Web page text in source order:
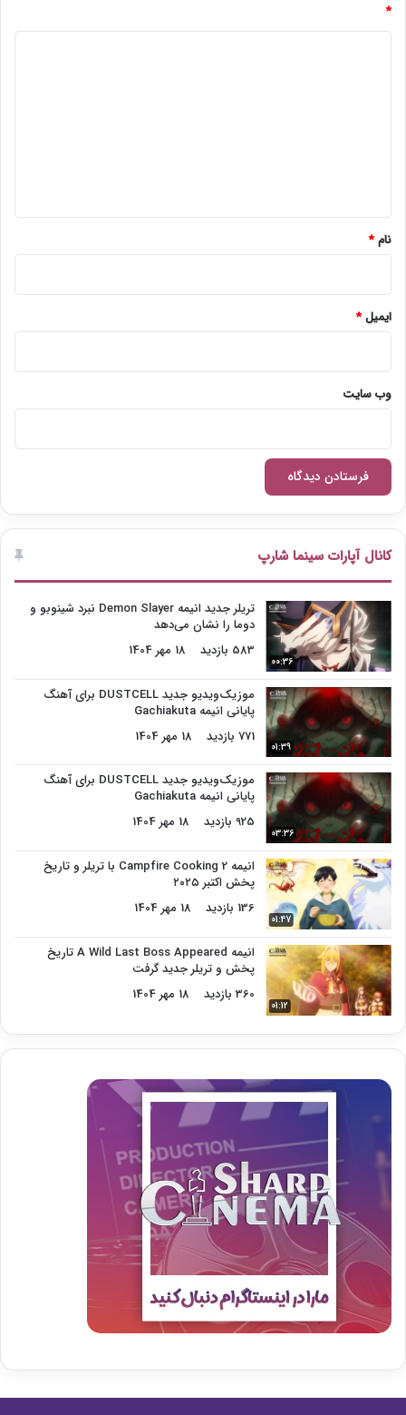
*
نام*
ایمیل*
وب‌ سایت
کانال آپارات سینما شارپ
00:36
تریلر جدید انیمه Demon Slayer نبرد شینوبو و
دوما را نشان می‌دهد
583 بازدید
18 مهر 1404
01:39
موزیک‌ویدیو جدید DUSTCELL برای آهنگ
پایانی انیمه Gachiakuta
771 بازدید
18 مهر 1404
03:36
موزیک‌ویدیو جدید DUSTCELL برای آهنگ
پایانی انیمه Gachiakuta
925 بازدید
18 مهر 1404
01:47
انیمه Campfire Cooking 2 با تریلر و تاریخ
پخش اکتبر ۲۰۲۵
136 بازدید
18 مهر 1404
01:12
انیمه A Wild Last Boss Appeared تاریخ
پخش و تریلر جدید گرفت
360 بازدید
18 مهر 1404